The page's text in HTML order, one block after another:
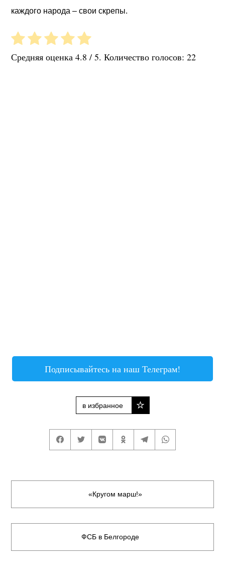
каждого народа – свои скрепы.
Средняя оценка4.8 / 5. Количество голосов:22
Подписывайтесь на наш Телеграм!
в избранное
«Кругом марш!»
ФСБ в Белгороде